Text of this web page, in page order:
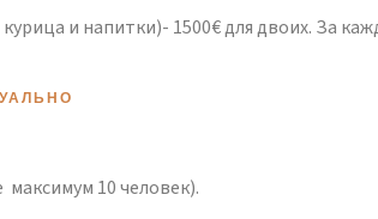
и напитки)- 1500€ для двоих. За
максимум 10 человек).